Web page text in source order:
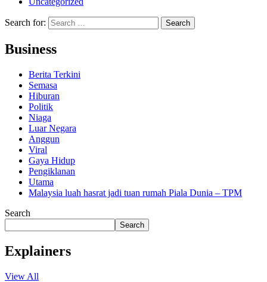
Search for:
Business
Berita Terkini
Semasa
Hiburan
Politik
Niaga
Luar Negara
Anggun
Viral
Gaya Hidup
Pengiklanan
Utama
Malaysia luah hasrat jadi tuan rumah Piala Dunia – TPM
Search
Search
Explainers
View All